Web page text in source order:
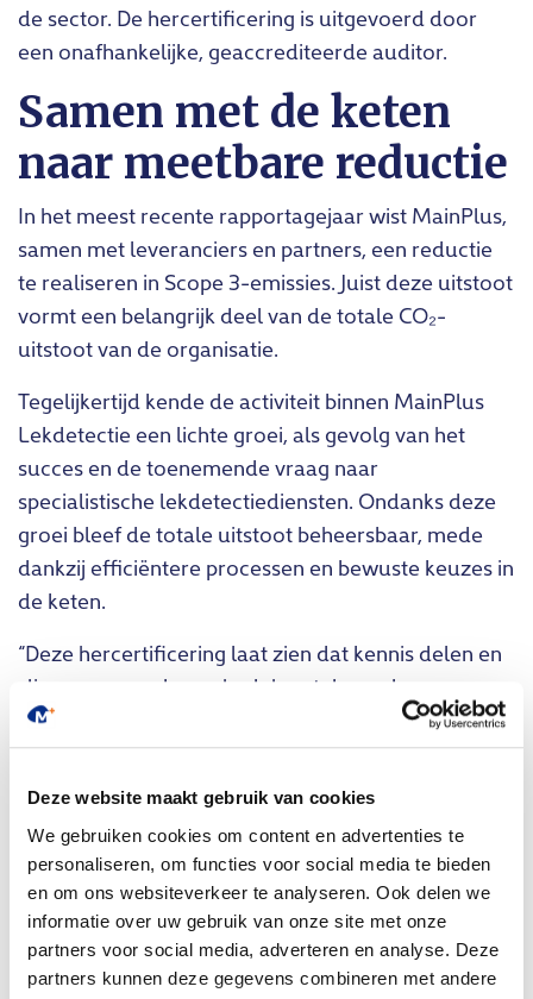
Deze website maakt gebruik van cookies
We gebruiken cookies om content en advertenties te
personaliseren, om functies voor social media te bieden
en om ons websiteverkeer te analyseren. Ook delen we
informatie over uw gebruik van onze site met onze
partners voor social media, adverteren en analyse. Deze
partners kunnen deze gegevens combineren met andere
de sector. De hercertificering is uitgevoerd door
een onafhankelijke, geaccrediteerde auditor.
Samen met de keten
naar meetbare reductie
In het meest recente rapportagejaar wist MainPlus,
samen met leveranciers en partners, een reductie
te realiseren in Scope 3-emissies. Juist deze uitstoot
vormt een belangrijk deel van de totale CO₂-
uitstoot van de organisatie.
Tegelijkertijd kende de activiteit binnen MainPlus
Lekdetectie een lichte groei, als gevolg van het
succes en de toenemende vraag naar
specialistische lekdetectiediensten. Ondanks deze
groei bleef de totale uitstoot beheersbaar, mede
dankzij efficiëntere processen en bewuste keuzes in
de keten.
“Deze hercertificering laat zien dat kennis delen en
slim samenwerken schadeherstel nog duurzamer
kan maken, en daarmee beter voor mens, milieu en
portemonnee,” zegt Roel Haitjema, Operationeel
Directeur van MainPlus. “In 2026 willen we samen
onze uitstoot verder te verlagen.”
Concrete stappen in
mobiliteit: HVO en